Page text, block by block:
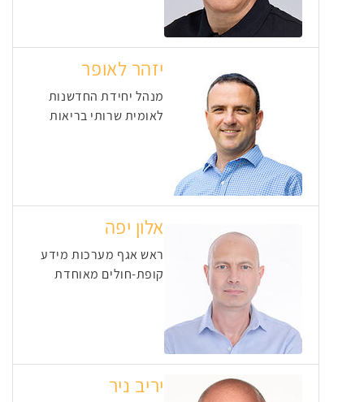
יזהר לאופר
מנהל יחידת החדשנות
לאומית שרותי בריאות
אלון יפה
ראש אגף מערכות מידע
קופת-חולים מאוחדת
יריב ניר